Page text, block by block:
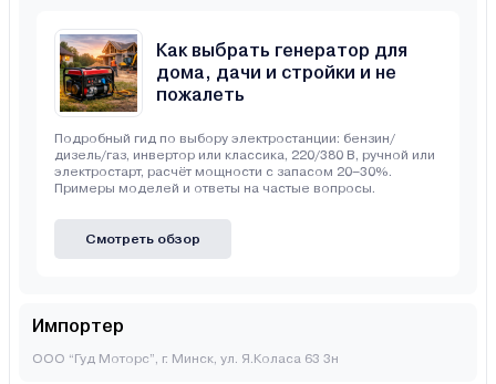
Как выбрать генератор для
дома, дачи и стройки и не
пожалеть
Подробный гид по выбору электростанции: бензин/
дизель/газ, инвертор или классика, 220/380 В, ручной или
электростарт, расчёт мощности с запасом 20–30%.
Примеры моделей и ответы на частые вопросы.
Смотреть обзор
Импортер
ООО “Гуд Моторс”, г. Минск, ул. Я.Коласа 63 3н